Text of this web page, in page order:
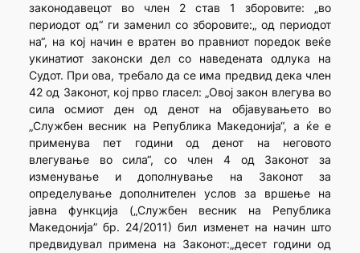
законодавецот во член 2 став 1 зборовите: „во
периодот од“ ги заменил со зборовите:„ од периодот
на“, на кој начин е вратен во правниот поредок веќе
укинатиот законски дел со наведената одлука на
Судот. При ова, требало да се има предвид дека член
42 од Законот, кој прво гласел: „Овој закон влегува во
сила осмиот ден од денот на објавувањето во
„Службен весник на Република Македонија“, а ќе е
применува пет години од денот на неговото
влегување во сила“, со член 4 од Законот за
изменување и дополнување на Законот за
определување дополнителен услов за вршење на
јавна функција („Службен весник на Република
Македонија” бр. 24/2011) бил изменет на начин што
предвидувал примена на Законот:„десет години од